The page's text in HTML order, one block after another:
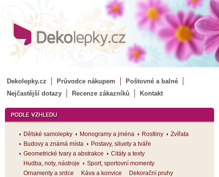
Dekolepky.cz Průvodce nákupem
Poštovné a balné
Nejčastější dotazy
Recenze zákazníků Kontakt
Dětské samolepky Monogramy a jména Rostliny
Zvířata
Budovy a známá místa
Postavy, siluety a tváře
Geometrické tvary a abstrakce
Citáty a texty
Hudba, noty, nástroje
Sport, sportovní momenty
Ornamenty a srdce
Káva a konvice
Dekorační pruhy